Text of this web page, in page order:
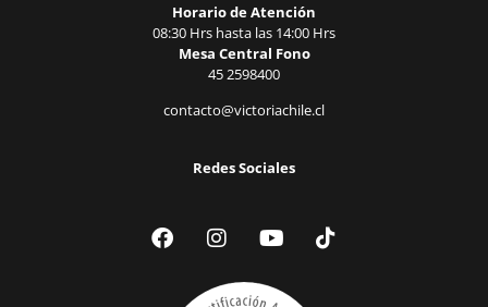
Horario de Atención
08:30 Hrs hasta las 14:00 Hrs
Mesa Central Fono
45 2598400
contacto@victoriachile.cl
Redes Sociales